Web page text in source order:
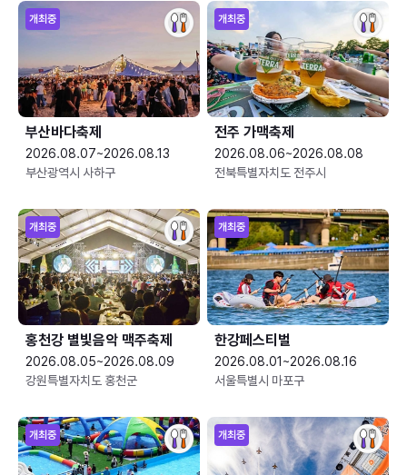
개최중
부산바다축제
2026.08.07~2026.08.13
부산광역시 사하구
개최중
전주 가맥축제
2026.08.06~2026.08.08
전북특별자치도 전주시
개최중
홍천강 별빛음악 맥주축제
2026.08.05~2026.08.09
강원특별자치도 홍천군
개최중
한강페스티벌
2026.08.01~2026.08.16
서울특별시 마포구
개최중 개최중